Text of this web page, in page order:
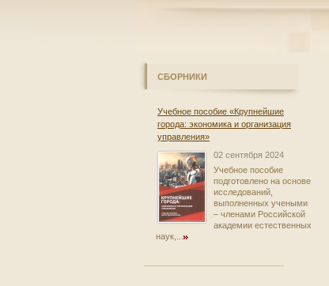
СБОРНИКИ
Учебное пособие «Крупнейшие
города: экономика и организация
управления»
02 сентября 2024
Учебное пособие
подготовлено на основе
исследований,
выполненных учеными
– членами Российской
академии естественных
наук,...